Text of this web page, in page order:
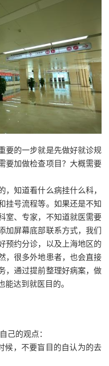
要的一步就是先做好就诊规
要加做检查项目？大概需要
，知道看什么病挂什么科，
挂号流程等。如果还是不知
室、专家，不知道就医需要
加屏幕底部联系方式，我们
预约分诊，以及上海地区的
，很多外地患者，也会直接
，通过提前整理好病案，做
能达到就医目的。
己的观点：
候，不要盲目的自认为的去